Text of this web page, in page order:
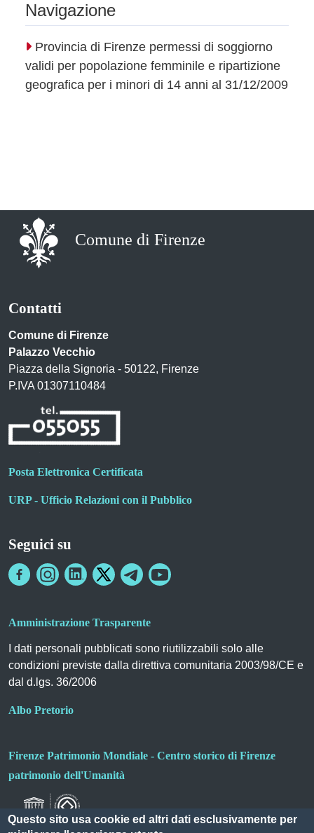
Navigazione
Provincia di Firenze permessi di soggiorno
validi per popolazione femminile e ripartizione
geografica per i minori di 14 anni al 31/12/2009
Comune di Firenze
Contatti
Comune di Firenze
Palazzo Vecchio
Piazza della Signoria - 50122, Firenze
P.IVA 01307110484
Posta Elettronica Certificata
URP - Ufficio Relazioni con il Pubblico
Seguici su
Amministrazione Trasparente
I dati personali pubblicati sono riutilizzabili solo alle
condizioni previste dalla direttiva comunitaria 2003/98/CE e
dal d.lgs. 36/2006
Albo Pretorio
Firenze Patrimonio Mondiale - Centro storico di Firenze
patrimonio dell'Umanità
Questo sito usa cookie ed altri dati esclusivamente per